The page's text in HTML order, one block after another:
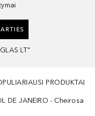
LT"
PRODUKTAI
DE JANEIRO - Cheirosa